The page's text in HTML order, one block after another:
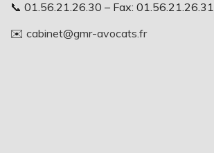
📞 01.56.21.26.30 – Fax: 01.56.21.26.31
✉️ cabinet@gmr-avocats.fr